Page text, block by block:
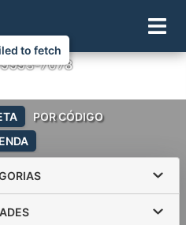
7078
POR CÓDIGO
to fetch